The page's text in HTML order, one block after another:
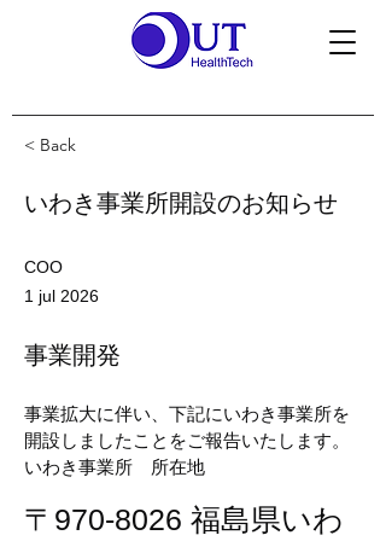
< Back
いわき事業所開設のお知らせ
COO
1 jul 2026
事業開発
事業拡大に伴い、下記にいわき事業所を
開設しましたことをご報告いたします。
いわき事業所　所在地
〒970-8026 福島県いわ